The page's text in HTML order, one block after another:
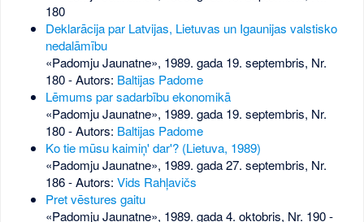
180
Deklarācija par Latvijas, Lietuvas un Igaunijas valstisko
nedalāmību
«Padomju Jaunatne», 1989. gada 19. septembris, Nr.
180- Autors: Baltijas Padome
Lēmums par sadarbību ekonomikā
«Padomju Jaunatne», 1989. gada 19. septembris, Nr.
180- Autors: Baltijas Padome
Ko tie mūsu kaimiņ' dar'? (Lietuva, 1989)
«Padomju Jaunatne», 1989. gada 27. septembris, Nr.
186- Autors: Vids Rahļavičs
Pret vēstures gaitu
«Padomju Jaunatne», 1989. gada 4. oktobris, Nr. 190-